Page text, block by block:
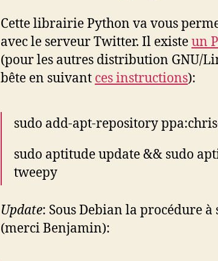
Cette librairie Python va vous
avec le serveur Twitter. Il existeun
(pour les autres distribution GNU/
bête en suivant ces instructions):
sudo add-apt-repository
sudo aptitude update && sudo
tweepy
Update: Sous Debian la procédure
(merci Benjamin):